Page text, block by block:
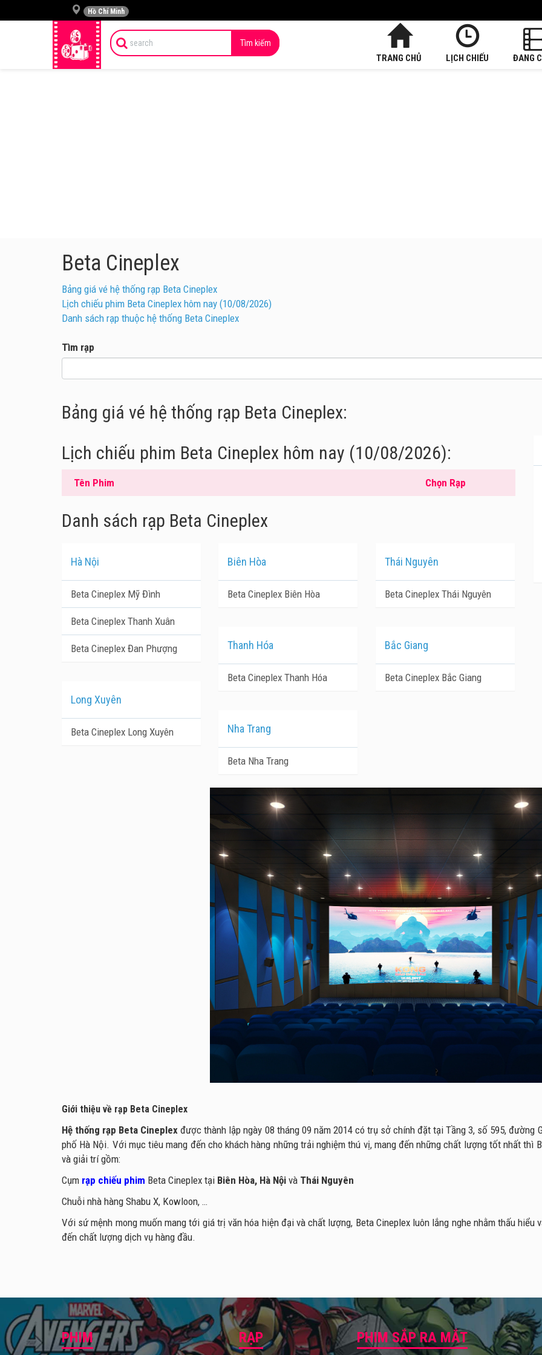
Hồ Chí Minh
Tìm kiếm
TRANG CHỦ LỊCH CHIẾU ĐANG
Beta Cineplex
Bảng giá vé hệ thống rạp Beta Cineplex
Lịch chiếu phim Beta Cineplex hôm nay (10/08/2026)
Danh sách rạp thuộc hệ thống Beta Cineplex
Tìm rạp
Bảng giá vé hệ thống rạp Beta Cineplex:
Lịch chiếu phim Beta Cineplex hôm nay (10/08/2026):
Tên Phim Chọn Rạp
Danh sách rạp Beta Cineplex
Hà Nội
Beta Cineplex Mỹ Đình
Beta Cineplex Thanh Xuân
Beta Cineplex Đan Phượng
Biên Hòa
Beta Cineplex Biên Hòa
Thái Nguyên
Beta Cineplex Thái Nguyên
Thanh Hóa
Beta Cineplex Thanh Hóa
Bắc Giang
Beta Cineplex Bắc Giang
Long Xuyên
Beta Cineplex Long Xuyên Nha Trang
Beta Nha Trang
Giới thiệu về rạp Beta Cineplex
Hệ thống rạp Beta Cineplex được thành lập ngày 08 tháng 09 năm 2014 có trụ sở chính đặt tại Tầng 3, số 595, đường
phố Hà Nội. Với mục tiêu mang đến cho khách hàng những trải nghiệm thú vị, mang đến những chất lượng tốt nhất thì
và giải trí gồm:
Cụm rạp chiếu phim Beta Cineplex tại Biên Hòa, Hà Nội và Thái Nguyên
Chuỗi nhà hàng Shabu X, Kowloon, …
Với sứ mệnh mong muốn mang tới giá trị văn hóa hiện đại và chất lượng, Beta Cineplex luôn lắng nghe nhằm thấu hiểu
đến chất lượng dịch vụ hàng đầu.
PHIM RẠP PHIM SẮP RA MẮT